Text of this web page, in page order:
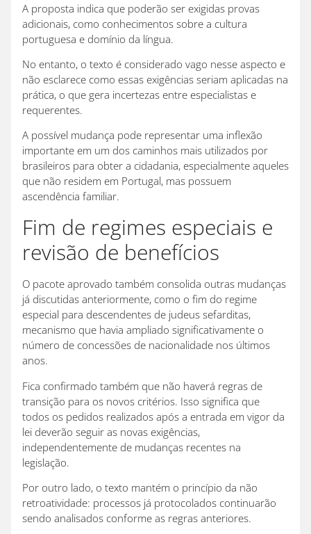
A proposta indica que poderão ser exigidas provas
adicionais, como conhecimentos sobre a cultura
portuguesa e domínio da língua.
No entanto, o texto é considerado vago nesse aspecto e
não esclarece como essas exigências seriam aplicadas na
prática, o que gera incertezas entre especialistas e
requerentes.
A possível mudança pode representar uma inflexão
importante em um dos caminhos mais utilizados por
brasileiros para obter a cidadania, especialmente aqueles
que não residem em Portugal, mas possuem
ascendência familiar.
Fim de regimes especiais e
revisão de benefícios
O pacote aprovado também consolida outras mudanças
já discutidas anteriormente, como o fim do regime
especial para descendentes de judeus sefarditas,
mecanismo que havia ampliado significativamente o
número de concessões de nacionalidade nos últimos
anos.
Fica confirmado também que não haverá regras de
transição para os novos critérios. Isso significa que
todos os pedidos realizados após a entrada em vigor da
lei deverão seguir as novas exigências,
independentemente de mudanças recentes na
legislação.
Por outro lado, o texto mantém o princípio da não
retroatividade: processos já protocolados continuarão
sendo analisados conforme as regras anteriores.